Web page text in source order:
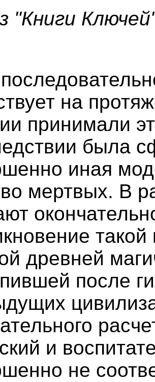
"Книги
на
принимали
была
иная
мертвых. В
древней
после
и
не